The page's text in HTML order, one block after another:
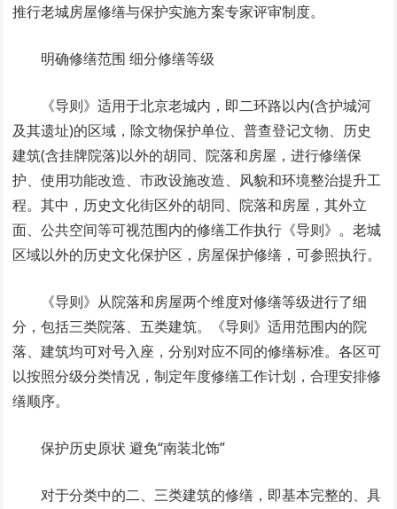
推行老城房屋修缮与保护实施方案专家评审制度。
明确修缮范围 细分修缮等级
《导则》适用于北京老城内，即二环路以内(含护城河
及其遗址)的区域，除文物保护单位、普查登记文物、历史
建筑(含挂牌院落)以外的胡同、院落和房屋，进行修缮保
护、使用功能改造、市政设施改造、风貌和环境整治提升工
程。其中，历史文化街区外的胡同、院落和房屋，其外立
面、公共空间等可视范围内的修缮工作执行《导则》。老城
区域以外的历史文化保护区，房屋保护修缮，可参照执行。
《导则》从院落和房屋两个维度对修缮等级进行了细
分，包括三类院落、五类建筑。《导则》适用范围内的院
落、建筑均可对号入座，分别对应不同的修缮标准。各区可
以按照分级分类情况，制定年度修缮工作计划，合理安排修
缮顺序。
保护历史原状 避免“南装北饰”
对于分类中的二、三类建筑的修缮，即基本完整的、具